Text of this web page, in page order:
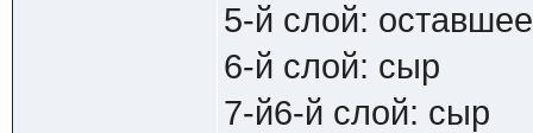
5-й слой:
6-й слой: сыр
7-й6-й слой: сыр